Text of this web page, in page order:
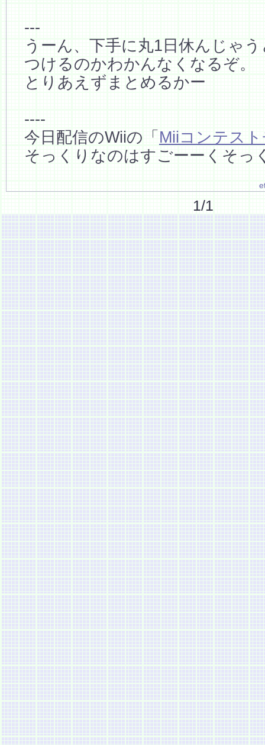
---
うーん、下手に丸1日休んじゃ
つけるのかわかんなくなるぞ。
とりあえずまとめるかー
----
今日配信のWiiの「 Miiコンテス
そっくりなのはすごーーくそっ
1/1